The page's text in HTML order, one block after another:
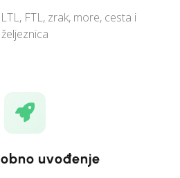
FTL, zrak, more, cesta i
željeznica
uvođenje